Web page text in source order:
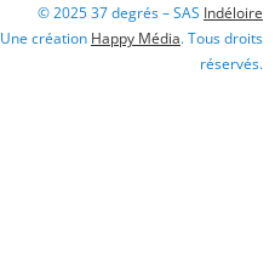
© 2025 37 degrés – SAS Indéloire
Une création Happy Média. Tous droits
réservés.